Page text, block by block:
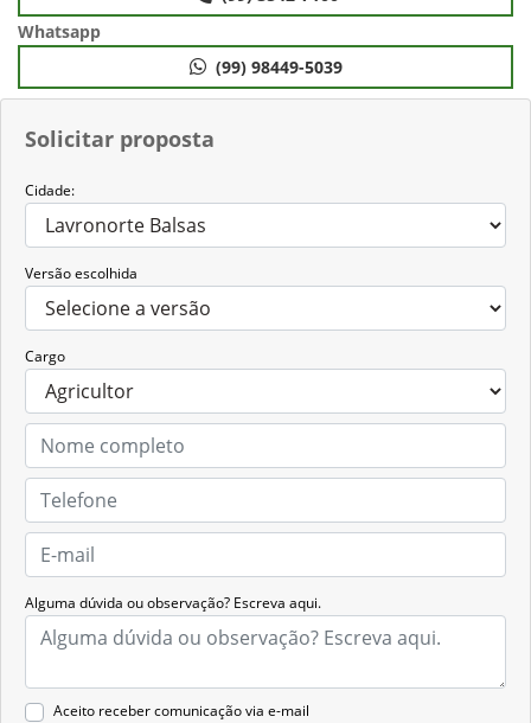
Solicitar proposta
Cidade:
Versão escolhida
Cargo
Alguma dúvida ou observação? Escreva aqui.
Aceito receber comunicação via e-mail
Whatsapp
(99) 98449-5039